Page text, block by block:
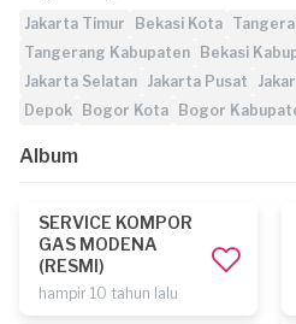
Jakarta Timur
Bekasi Kota
Tangerang Kabupaten
Bekasi
Jakarta Selatan Jakarta Pusat
Depok
Bogor Kota Bogor
Album
SERVICE KOMPOR
GAS MODENA
(RESMI)
hampir 10 tahun lalu